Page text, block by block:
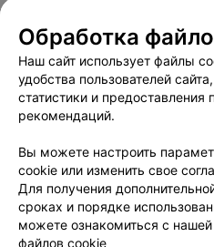
Вакансии
Публичный
Публичный договор по
Связаться по
Написать
Персональные
Обработка
Обработка
Наш сайт использует файлы
удобства пользователей
статистики и предоставления
рекомендаций.
Вы можете настроить
cookie или изменить свое
Для получения
сроках и порядке
можете ознакомиться с нашей
файлов cookie